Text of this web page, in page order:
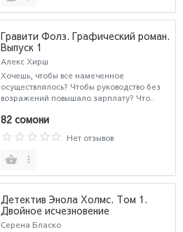
Гравити Фолз. Графический роман.
Выпуск 1
Алекс Хирш
Хочешь, чтобы все намеченное
осуществлялось? Чтобы руководство без
возражений повышало зарплату? Что..
82 сомони
Нет отзывов
Детектив Энола Холмс. Том 1.
Двойное исчезновение
Серена Бласко